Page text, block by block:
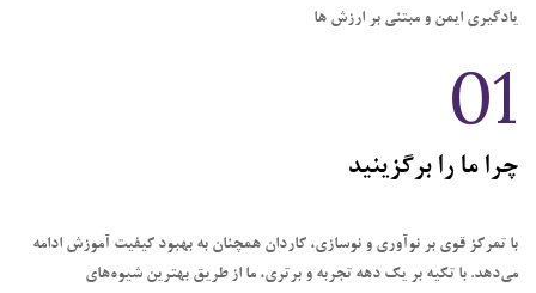
یادگیری ایمن و مبتنی بر ارزش ها
01
چرا ما را برگزینید
با تمرکز قوی بر نوآوری و نوسازی، کاردان همچنان به بهبود کیفیت آموزش ادامه
می‌دهد. با تکیه بر یک دهه تجربه و برتری، ما از طریق بهترین شیوه‌های